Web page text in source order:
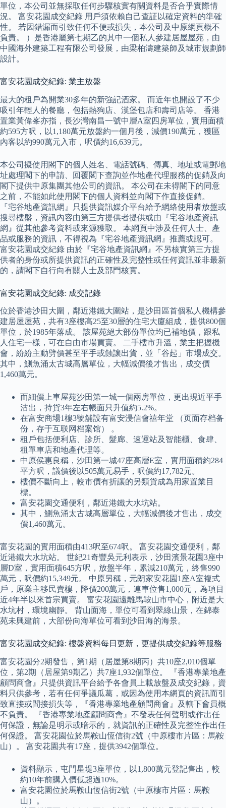
單位，本公司並無採取任何步驟核實有關資料是否合乎實際情
況。 富安花園成交紀錄 用戶須依賴自己查証以確定資料的準確
性。 若因錯漏而引致任何不便或損失，本公司及中原網頁概不
負責。 ）是香港屬第七期乙的其中一個私人參建居屋屋苑，由
中國海外建築工程有限公司發展，由梁柏濤建築師及城市規劃師
設計。
富安花園成交紀錄: 業主放盤
最大的租戶為開業30多年的新強記酒家。 而近年也開設了不少
吸引年輕人的餐廳，包括熱狗店、漢堡包店和壽司店等。 香港
置業黃偉峯亦指，長沙灣南昌一號中層A室四房單位，實用面積
約595方呎，以1,180萬元放盤約一個月後，減價190萬元，獲區
內客以約990萬元入市，呎價約16,639元。
本公司擬使用閣下的個人姓名、電話號碼、傳真、地址或電郵地
址處理閣下的申請、回覆閣下查詢並作地產代理服務的促銷及向
閣下提供中原集團其他公司的資訊。 本公司在未得閣下的同意
之前，不能如此使用閣下的個人資料並向閣下作直接促銷。
『宅谷地產資訊網』只提供資訊媒介平台給予網絡使用者放盤或
搜尋樓盤，資訊內容由第三方提供者提供或由『宅谷地產資訊
網』從其他參考資料或來源獲取。 本網頁中涉及任何人士、產
品或服務的資訊，不得視為『宅谷地產資訊網』推薦或認可。
富安花園成交紀錄 由於『宅谷地產資訊網』不另核實第三方提
供者的身份或所提供資訊的正確性及完整性或任何資訊並非最新
的，請閣下自行向有關人士及部門核實。
富安花園成交紀錄: 成交記錄
位於香港沙田大圍，鄰近港鐵大圍站，是沙田區首個私人機構參
建居屋屋苑，共有3座樓高25至30層的住宅大廈組成，提供800個
單位，於1985年落成。 該屋苑絕大部份單位均已補地價，跟私
人住宅一樣，可在自由市場買賣。 二手樓市升溫，業主把握機
會，紛紛主動劈價甚至平手或蝕讓出貨，並「谷起」市場成交。
其中，鰂魚涌太古城高層單位，大幅減價後才售出，成交價
1,460萬元。
而細價上車屋苑沙田第一城一個兩房單位，更出現近平手
沽出，持貨3年左右帳面只升值約5.2%。
在富安商場1樓3號舖設有富安浸信會禧年堂 （页面存档备
份，存于互联网档案馆） 。
租戶包括便利店、診所、髮廊、速運站及智能櫃、食肆、
租單車店和地產代理等。
中原侯惠良稱，沙田第一城47座高層E室，實用面積約284
平方呎，議價後以505萬元易手，呎價約17,782元。
樓價不斷向上，較市價有折讓的另類貨成為用家置業目
標。
富安花園交通便利，鄰近港鐵大水坑站。
其中，鰂魚涌太古城高層單位，大幅減價後才售出，成交
價1,460萬元。
富安花園的實用面積由413呎至674呎。 富安花園交通便利，鄰
近港鐵大水坑站。 世紀21奇豐吳元利表示，沙田濱景花園3座中
層D室，實用面積645方呎，放盤半年，累減210萬元，終售990
萬元，呎價約15,349元。 中原另稱，元朗家安花園1座A室複式
戶，原業主移民賣樓，降價200萬元，連車位售1,000元，為項目
近4年半以來首宗買賣。 富安花園遠離馬鞍山市中心，附近是大
水坑村，環境幽靜。 背山面海，單位可看到翠綠山景，在錦泰
苑未興建前，大部份向海單位可看到沙田海的海景。
富安花園成交紀錄: 樓盤資料每日更新，更提供成交紀錄等服務
富安花園分2期發售，第1期（居屋第8期丙）共10座2,010個單
位，第2期（居屋第9期乙）共7座1,932個單位。 『香港專業地產
顧問商會』只提供資訊平台給予各會員上載放盤及成交紀錄，資
料只供參考，若有任何爭議瓜葛，或因為使用本網頁的資訊而引
致直接或間接損失等，『香港專業地產顧問商會』及轄下會員概
不負責。 『香港專業地產顧問商會』不發表任何聲明或作出任
何保證，無論是明示或暗示的，就資訊的正確性及完整性作出任
何保證。 富安花園位於馬鞍山恆信街2號（中原樓市片區：馬鞍
山）。 富安花園共有17座，提供3942個單位。
資料顯示，屯門星堤3座單位，以1,800萬元登記售出，較
約10年前購入價低超過10%。
富安花園位於馬鞍山恆信街2號（中原樓市片區：馬鞍
山）。